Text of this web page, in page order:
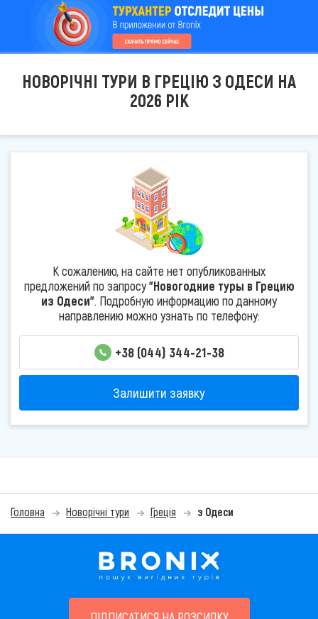
НОВОРІЧНІ ТУРИ В ГРЕЦІЮ З ОДЕСИ НА
2026 РІК
К сожалению, на сайте нет опубликованных
предложений по запросу"Новогодние туры в Грецию
из Одеси". Подробную информацию по данному
направлению можно узнать по телефону:
+38 (044) 344-21-38
Залишити заявку
Головна Новорічні тури Греція з Одеси